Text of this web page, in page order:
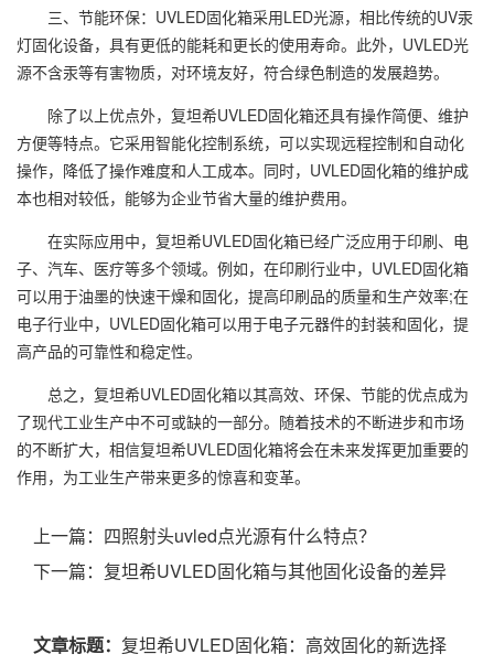
三、节能环保：UVLED固化箱采用LED光源，相比传统的UV汞
灯固化设备，具有更低的能耗和更长的使用寿命。此外，UVLED光
源不含汞等有害物质，对环境友好，符合绿色制造的发展趋势。
除了以上优点外，复坦希UVLED固化箱还具有操作简便、维护
方便等特点。它采用智能化控制系统，可以实现远程控制和自动化
操作，降低了操作难度和人工成本。同时，UVLED固化箱的维护成
本也相对较低，能够为企业节省大量的维护费用。
在实际应用中，复坦希UVLED固化箱已经广泛应用于印刷、电
子、汽车、医疗等多个领域。例如，在印刷行业中，UVLED固化箱
可以用于油墨的快速干燥和固化，提高印刷品的质量和生产效率;在
电子行业中，UVLED固化箱可以用于电子元器件的封装和固化，提
高产品的可靠性和稳定性。
总之，复坦希UVLED固化箱以其高效、环保、节能的优点成为
了现代工业生产中不可或缺的一部分。随着技术的不断进步和市场
的不断扩大，相信复坦希UVLED固化箱将会在未来发挥更加重要的
作用，为工业生产带来更多的惊喜和变革。
上一篇： 四照射头uvled点光源有什么特点？
下一篇： 复坦希UVLED固化箱与其他固化设备的差异
文章标题： 复坦希UVLED固化箱：高效固化的新选择